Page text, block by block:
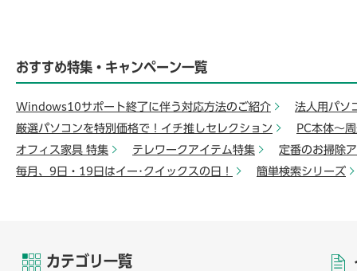
おすすめ特集・キャンペーン一覧
Windows10サポート終了に伴う対応方法のご紹介
法人用パソ
厳選パソコンを特別価格で！イチ推しセレクション
PC本体～
オフィス家具 特集
テレワークアイテム特集
定番のお掃除
毎月、9日・19日はイー･クイックスの日！
簡単検索シリーズ
カテゴリ一覧